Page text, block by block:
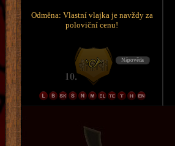
Odměna: Vlastní vlajka je navždy za
poloviční cenu!